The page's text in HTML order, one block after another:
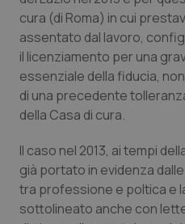
Lazio
Liguria
Lombardia
Marche
Molise
Diabete &
Disturbi dell’umore
Dolore
Donna & Salute
Epatiti
cura (di Roma) in cui
assentato dal lavoro,
il licenziamento per una
essenziale della fiducia,
di una precedente
della Casa di cura.
Il caso nel 2013, ai tempi
già portato in evidenza
tra professione e poltica e
sottolineato anche con